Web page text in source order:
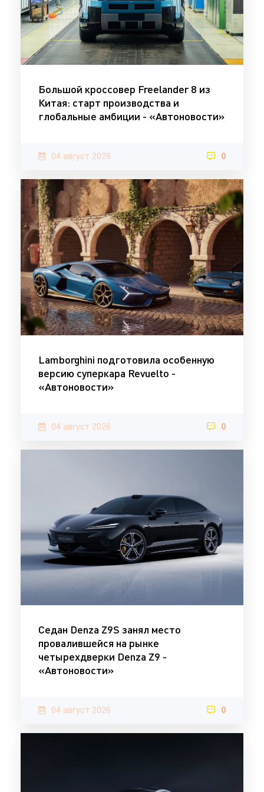
Большой кроссовер Freelander 8 из
Китая: старт производства и
глобальные амбиции - «Автоновости»
04 август 2026 0
Lamborghini подготовила особенную
версию суперкара Revuelto -
«Автоновости»
04 август 2026 0
Седан Denza Z9S занял место
провалившейся на рынке
четырехдверки Denza Z9 -
«Автоновости»
04 август 2026 0